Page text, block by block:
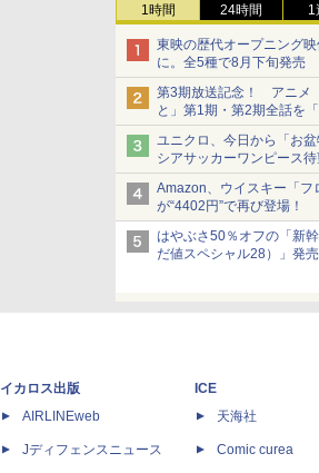
1時間 24時間 1
東映の歴代オープニング
に。全5種で8月下旬発売
第3期放送記念！ アニメ
と」第1期・第2期全話を
で順次無料配信開始
ユニクロ、今日から「お
シアサッカーワンピース
ショーツは1990円に
Amazon、ウイスキー「フ
が“4402円”で再び登場！
はやぶさ50％オフの「新
だ値スペシャル28）」発
イカロス出版
AIRLINEweb
Jディフェンスニュース
ICE
天海社
Comic curea